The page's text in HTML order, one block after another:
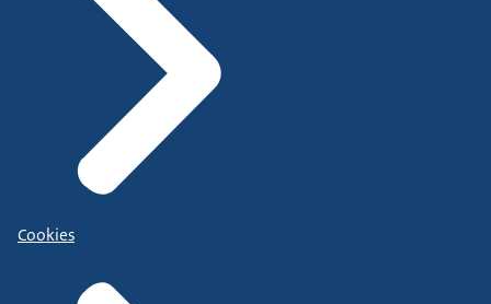
Cookies